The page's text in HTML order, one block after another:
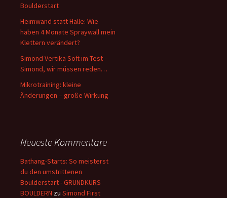
Boulderstart
Heimwand statt Halle: Wie
haben 4 Monate Spraywall mein
Klettern verändert?
Simond Vertika Soft im Test –
Simond, wir müssen reden…
Mikrotraining: kleine
Änderungen – große Wirkung
Neueste Kommentare
Bathang-Starts: So meisterst
du den umstrittenen
Boulderstart - GRUNDKURS
BOULDERN zu Simond First